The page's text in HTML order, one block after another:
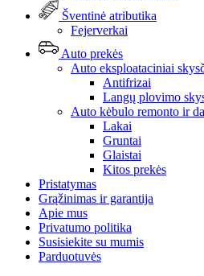
Šventinė atributika
Fejerverkai
Auto prekės
Auto eksploataciniai
Antifrizai
Langų plovimo
Auto kėbulo remonto ir
Lakai
Gruntai
Glaistai
Kitos prekės
Pristatymas
Grąžinimas ir garantija
Apie mus
Privatumo politika
Susisiekite su mumis
Parduotuvės